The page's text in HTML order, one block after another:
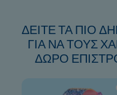
ΔΕΙΤΕ ΤΑ ΠΙΟ
ΓΙΑ ΝΑ ΤΟΥΣ
ΔΩΡΟ